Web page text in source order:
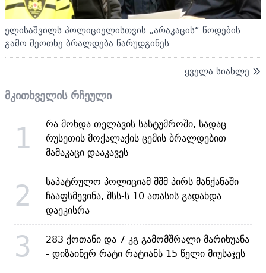
ელისაშვილს პოლიციელისთვის „არაკაცის“ წოდების
გამო მეოთხე ბრალდება წარუდგინეს
ყველა სიახლე
მკითხველის რჩეული
1
რა მოხდა თელავის სასტუმროში, სადაც
რუსეთის მოქალაქის ცემის ბრალდებით
მამაკაცი დააკავეს
2
საპატრულო პოლიციამ შშმ პირს მანქანაში
ჩააფსმევინა, შსს-ს 10 ათასის გადახდა
დაეკისრა
3
283 ქოთანი და 7 კგ გამომშრალი მარიხუანა
- დიზაინერ რატი რატიანს 15 წელი მიუსაჯეს